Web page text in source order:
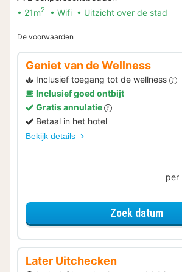
21m2 Wifi Uitzicht over de stad
De voorwaarden
Geniet van de Wellness
Inclusief toegang tot de wellness
Inclusief goed ontbijt
Gratis annulatie
Betaal in het hotel
Bekijk details
per
Zoek datum
Later Uitchecken